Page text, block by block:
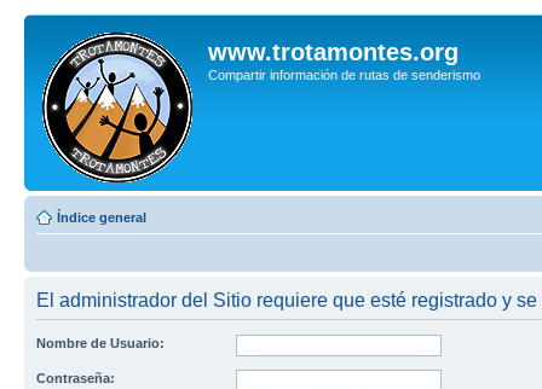
www.trotamontes.org
Compartir información de rutas de senderismo
Índice general
El administrador del Sitio requiere que esté registrado y
Nombre de Usuario:
Contraseña: